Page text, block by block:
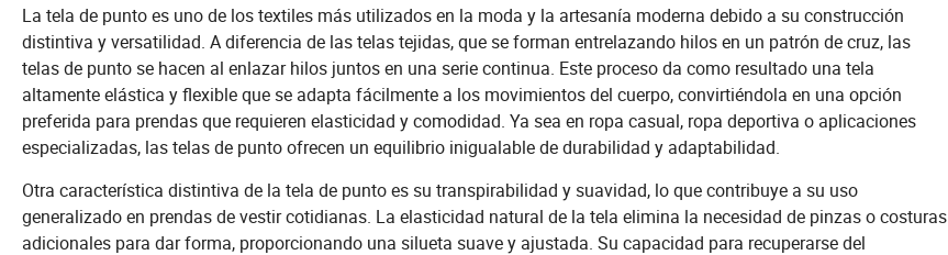
La tela de punto es uno de los textiles más utilizados en la moda y la artesanía moderna debido a su construcción
distintiva y versatilidad. A diferencia de las telas tejidas, que se forman entrelazando hilos en un patrón de cruz, las
telas de punto se hacen al enlazar hilos juntos en una serie continua. Este proceso da como resultado una tela
altamente elástica y flexible que se adapta fácilmente a los movimientos del cuerpo, convirtiéndola en una opción
preferida para prendas que requieren elasticidad y comodidad. Ya sea en ropa casual, ropa deportiva o aplicaciones
especializadas, las telas de punto ofrecen un equilibrio inigualable de durabilidad y adaptabilidad.
Otra característica distintiva de la tela de punto es su transpirabilidad y suavidad, lo que contribuye a su uso
generalizado en prendas de vestir cotidianas. La elasticidad natural de la tela elimina la necesidad de pinzas o costuras
adicionales para dar forma, proporcionando una silueta suave y ajustada. Su capacidad para recuperarse del